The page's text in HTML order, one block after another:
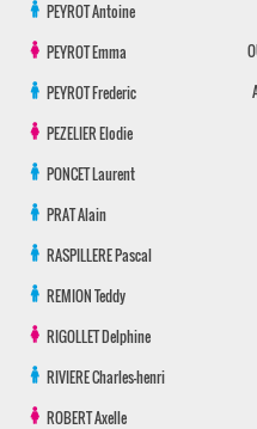
PEYROTAntoine
PEYROTEmma
PEYROTFrederic
PEZELIERElodie
PONCETLaurent
PRATAlain
RASPILLEREPascal
REMIONTeddy
RIGOLLETDelphine
RIVIERECharles-henri
ROBERTAxelle